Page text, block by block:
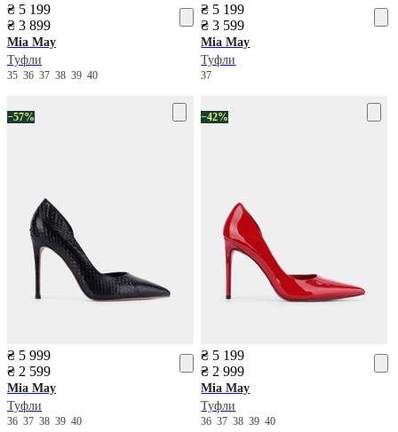
₴ 5 199
₴ 3 899
Mia May
Туфли
35 36 37 38 39 40
₴ 5 199
₴ 3 599
Mia May
Туфли
37
−57%
₴ 5 999
₴ 2 599
Mia May
Туфли
36 37 38 39 40
−42%
₴ 5 199
₴ 2 999
Mia May
Туфли
3637383940